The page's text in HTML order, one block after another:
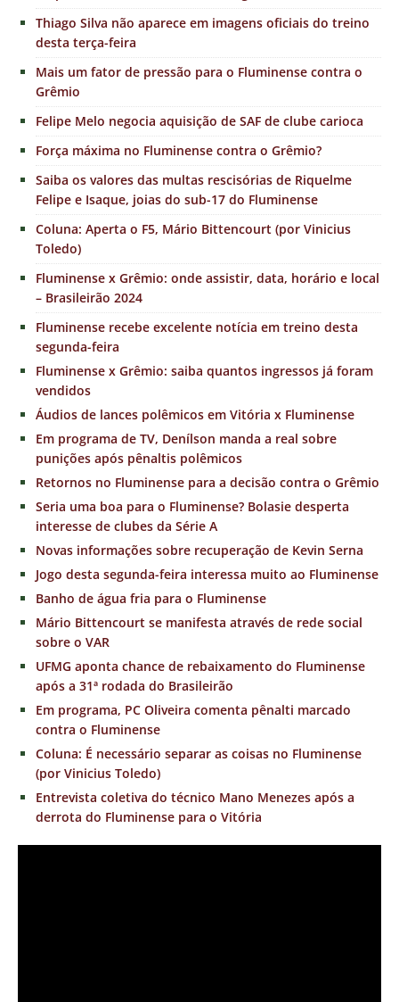
Thiago Silva não aparece em imagens oficiais do treino
desta terça-feira
Mais um fator de pressão para o Fluminense contra o
Grêmio
Felipe Melo negocia aquisição de SAF de clube carioca
Força máxima no Fluminense contra o Grêmio?
Saiba os valores das multas rescisórias de Riquelme
Felipe e Isaque, joias do sub-17 do Fluminense
Coluna: Aperta o F5, Mário Bittencourt (por Vinicius
Toledo)
Fluminense x Grêmio: onde assistir, data, horário e local
– Brasileirão 2024
Fluminense recebe excelente notícia em treino desta
segunda-feira
Fluminense x Grêmio: saiba quantos ingressos já foram
vendidos
Áudios de lances polêmicos em Vitória x Fluminense
Em programa de TV, Denílson manda a real sobre
punições após pênaltis polêmicos
Retornos no Fluminense para a decisão contra o Grêmio
Seria uma boa para o Fluminense? Bolasie desperta
interesse de clubes da Série A
Novas informações sobre recuperação de Kevin Serna
Jogo desta segunda-feira interessa muito ao Fluminense
Banho de água fria para o Fluminense
Mário Bittencourt se manifesta através de rede social
sobre o VAR
UFMG aponta chance de rebaixamento do Fluminense
após a 31ª rodada do Brasileirão
Em programa, PC Oliveira comenta pênalti marcado
contra o Fluminense
Coluna: É necessário separar as coisas no Fluminense
(por Vinicius Toledo)
Entrevista coletiva do técnico Mano Menezes após a
derrota do Fluminense para o Vitória